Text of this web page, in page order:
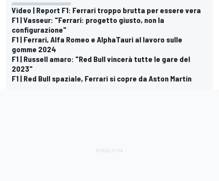
Video | Report F1: Ferrari troppo brutta per essere vera
F1 | Vasseur: "Ferrari: progetto giusto, non la
configurazione"
F1 | Ferrari, Alfa Romeo e AlphaTauri al lavoro sulle
gomme 2024
F1 | Russell amaro: "Red Bull vincerà tutte le gare del
2023"
F1 | Red Bull spaziale, Ferrari si copre da Aston Martin